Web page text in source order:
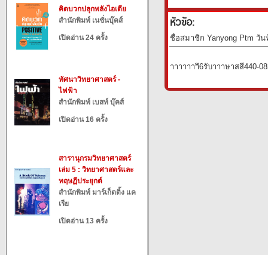
คิดบวกปลุกพลังไอเดีย
สำนักพิมพ์ เนชั่นบุ๊คส์
เปิดอ่าน 24 ครั้ง
ทัศนาวิทยาศาสตร์ -
ไฟฟ้า
สำนักพิมพ์ เบสท์ บุ๊คส์
เปิดอ่าน 16 ครั้ง
สารานุกรมวิทยาศาสตร์
เล่ม 5 : วิทยาศาสตร์และ
ทฤษฏีประยุกต์
สำนักพิมพ์ มาร์เก็ตติ้ง แค
เรีย
เปิดอ่าน 13 ครั้ง
หัวข้อ:
ชื่อสมาชิก Yanyong Ptm วัน
าาาาาาาึ6รับ​าา​​า​ษาสสี440-